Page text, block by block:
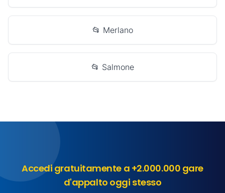
📂 Merlano
📂 Salmone
Accedi gratuitamente a +2.000.000 gare
d'appalto oggi stesso